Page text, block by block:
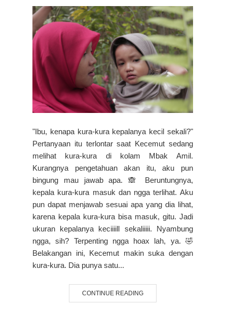
"Ibu, kenapa kura-kura kepalanya kecil sekali?"
Pertanyaan itu terlontar saat Kecemut sedang
melihat kura-kura di kolam Mbak Amil.
Kurangnya pengetahuan akan itu, aku pun
bingung mau jawab apa. 🙈 Beruntungnya,
kepala kura-kura masuk dan ngga terlihat. Aku
pun dapat menjawab sesuai apa yang dia lihat,
karena kepala kura-kura bisa masuk, gitu. Jadi
ukuran kepalanya keciiiill sekaliiiii. Nyambung
ngga, sih? Terpenting ngga hoax lah, ya. 🤣
Belakangan ini, Kecemut makin suka dengan
kura-kura. Dia punya satu...
CONTINUE READING